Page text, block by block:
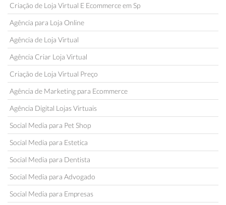
Criação de Loja Virtual E Ecommerce em Sp
Agência para Loja Online
Agência de Loja Virtual
Agência Criar Loja Virtual
Criação de Loja Virtual Preço
Agência de Marketing para Ecommerce
Agência Digital Lojas Virtuais
Social Media para Pet Shop
Social Media para Estetica
Social Media para Dentista
Social Media para Advogado
Social Media para Empresas